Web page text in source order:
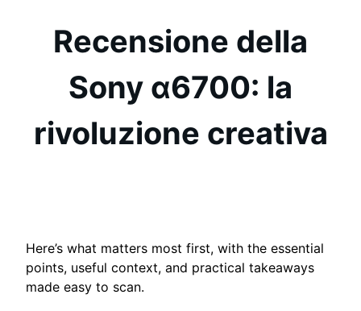
Recensione della
Sony α6700: la
rivoluzione creativa
Here’s what matters most first, with the essential
points, useful context, and practical takeaways
made easy to scan.